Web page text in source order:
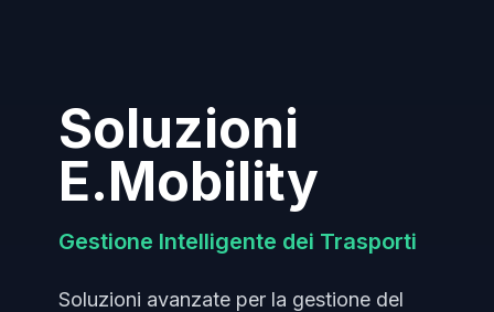
Soluzioni
E.Mobility
Gestione Intelligente dei Trasporti
Soluzioni avanzate per la gestione del